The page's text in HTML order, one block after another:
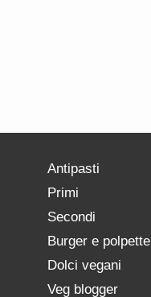
Antipasti
Primi
Secondi
Burger e polpette
Dolci vegani
Veg blogger